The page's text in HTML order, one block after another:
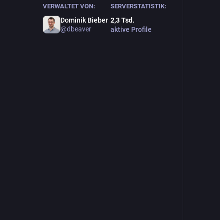
VERWALTET VON:
Dominik Bieber
@dbeaver
SERVERSTATISTIK:
2,3Tsd.
aktive Profile